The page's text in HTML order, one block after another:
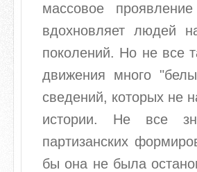
массовое
вдохновляет людей
поколений. Но не все
движения много
сведений, которых не
истории. Не все
партизанских
бы она не была